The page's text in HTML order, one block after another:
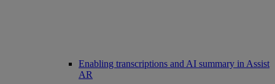
Enabling transcriptions and AI summary in Assist
AR